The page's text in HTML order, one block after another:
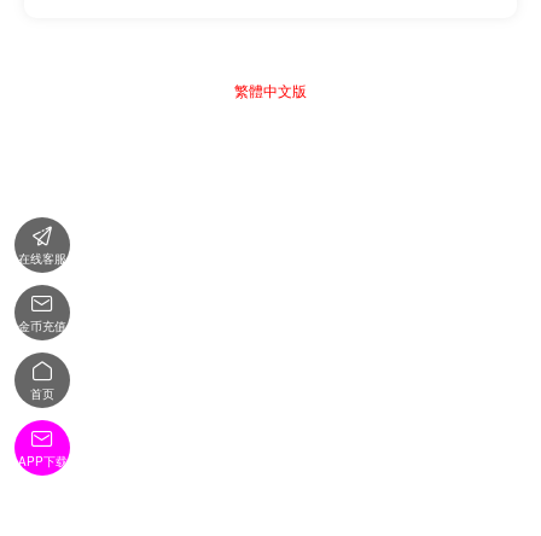
繁體中文版

在线客服

金币充值

首页

APP下载